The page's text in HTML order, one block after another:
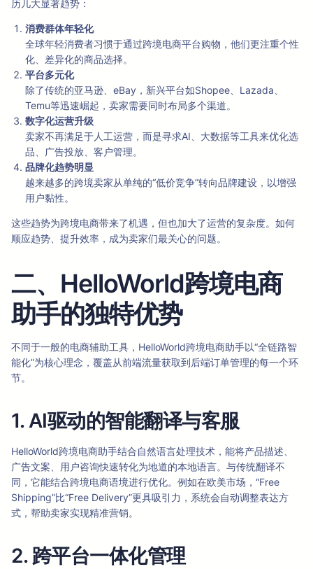
历几大显著趋势：
消费群体年轻化
全球年轻消费者习惯于通过跨境电商平台购物，他们更注重个性
化、差异化的商品选择。
平台多元化
除了传统的亚马逊、eBay，新兴平台如Shopee、Lazada、
Temu等迅速崛起，卖家需要同时布局多个渠道。
数字化运营升级
卖家不再满足于人工运营，而是寻求AI、大数据等工具来优化选
品、广告投放、客户管理。
品牌化趋势明显
越来越多的跨境卖家从单纯的“低价竞争”转向品牌建设，以增强
用户黏性。
这些趋势为跨境电商带来了机遇，但也加大了运营的复杂度。如何
顺应趋势、提升效率，成为卖家们最关心的问题。
二、HelloWorld跨境电商
助手的独特优势
不同于一般的电商辅助工具，HelloWorld跨境电商助手以“全链路智
能化”为核心理念，覆盖从前端流量获取到后端订单管理的每一个环
节。
1. AI驱动的智能翻译与客服
HelloWorld跨境电商助手结合自然语言处理技术，能将产品描述、
广告文案、用户咨询快速转化为地道的本地语言。与传统翻译不
同，它能结合跨境电商语境进行优化。例如在欧美市场，“Free
Shipping”比“Free Delivery”更具吸引力，系统会自动调整表达方
式，帮助卖家实现精准营销。
2. 跨平台一体化管理